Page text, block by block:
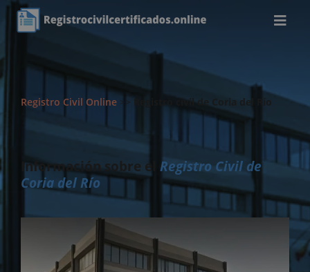
Registro Civil Online >> Registro civil de Coria del Río
Información sobre el Registro Civil de
Coria del Río